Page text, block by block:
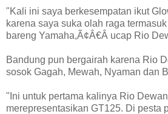
"Kali ini saya berkesempatan ikut
karena saya suka olah raga
bareng Yamaha,Ã¢Â€Â ucap Rio
Bandung pun bergairah karena Rio
sosok Gagah, Mewah, Nyaman dan
"Ini untuk pertama kalinya Rio
merepresentasikan GT125. Di pesta